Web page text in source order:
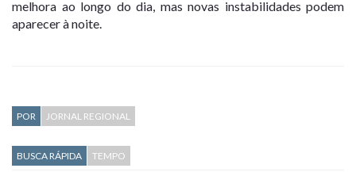
melhora ao longo do dia, mas novas instabilidades podem
aparecer à noite.
POR JORNAL REGIONAL
BUSCA RÁPIDA TEMPO